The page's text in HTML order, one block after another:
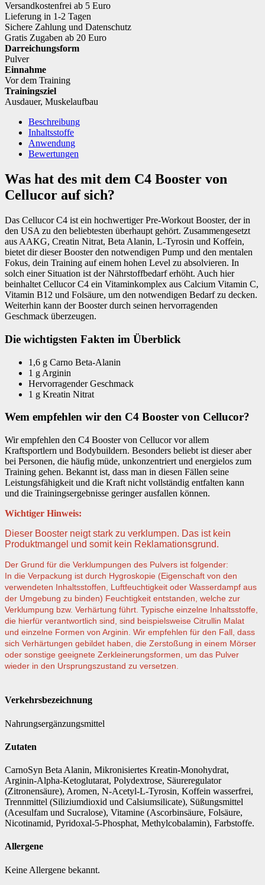
Versandkostenfrei ab 5 Euro
Lieferung in 1-2 Tagen
Sichere Zahlung und Datenschutz
Gratis Zugaben ab 20 Euro
Darreichungsform
Pulver
Einnahme
Vor dem Training
Trainingsziel
Ausdauer, Muskelaufbau
Beschreibung
Inhaltsstoffe
Anwendung
Bewertungen
Was hat des mit dem C4 Booster von
Cellucor auf sich?
Das Cellucor C4 ist ein hochwertiger Pre-Workout Booster, der in
den USA zu den beliebtesten überhaupt gehört. Zusammengesetzt
aus AAKG, Creatin Nitrat, Beta Alanin, L-Tyrosin und Koffein,
bietet dir dieser Booster den notwendigen Pump und den mentalen
Fokus, dein Training auf einem hohen Level zu absolvieren. In
solch einer Situation ist der Nährstoffbedarf erhöht. Auch hier
beinhaltet Cellucor C4 ein Vitaminkomplex aus Calcium Vitamin C,
Vitamin B12 und Folsäure, um den notwendigen Bedarf zu decken.
Weiterhin kann der Booster durch seinen hervorragenden
Geschmack überzeugen.
Die wichtigsten Fakten im Überblick
1,6 g Carno Beta-Alanin
1 g Arginin
Hervorragender Geschmack
1 g Kreatin Nitrat
Wem empfehlen wir den C4 Booster von Cellucor?
Wir empfehlen den C4 Booster von Cellucor vor allem
Kraftsportlern und Bodybuildern. Besonders beliebt ist dieser aber
bei Personen, die häufig müde, unkonzentriert und energielos zum
Training gehen. Bekannt ist, dass man in diesen Fällen seine
Leistungsfähigkeit und die Kraft nicht vollständig entfalten kann
und die Trainingsergebnisse geringer ausfallen können.
Wichtiger Hinweis:
Dieser Booster neigt stark zu verklumpen. Das ist kein
Produktmangel und somit kein Reklamationsgrund.
Der Grund für die Verklumpungen des Pulvers ist folgender:
In die Verpackung ist durch Hygroskopie (Eigenschaft von den
verwendeten Inhaltsstoffen, Luftfeuchtigkeit oder Wasserdampf aus
der Umgebung zu binden) Feuchtigkeit entstanden, welche zur
Verklumpung bzw. Verhärtung führt. Typische einzelne Inhaltsstoffe,
die hierfür verantwortlich sind, sind beispielsweise Citrullin Malat
und einzelne Formen von Arginin. Wir empfehlen für den Fall, dass
sich Verhärtungen gebildet haben, die Zerstoßung in einem Mörser
oder sonstige geeignete Zerkleinerungsformen, um das Pulver
wieder in den Ursprungszustand zu versetzen
Verkehrsbezeichnung
Nahrungsergänzungsmittel
Zutaten
CarnoSyn Beta Alanin, Mikronisiertes Kreatin-Monohydrat,
Arginin-Alpha-Ketoglutarat, Polydextrose, Säureregulator
(Zitronensäure), Aromen, N-Acetyl-L-Tyrosin, Koffein wasserfrei,
Trennmittel (Siliziumdioxid und Calsiumsilicate), Süßungsmittel
(Acesulfam und Sucralose), Vitamine (Ascorbinsäure, Folsäure,
Nicotinamid, Pyridoxal-5-Phosphat, Methylcobalamin), Farbstoffe.
Allergene
Keine Allergene bekannt.